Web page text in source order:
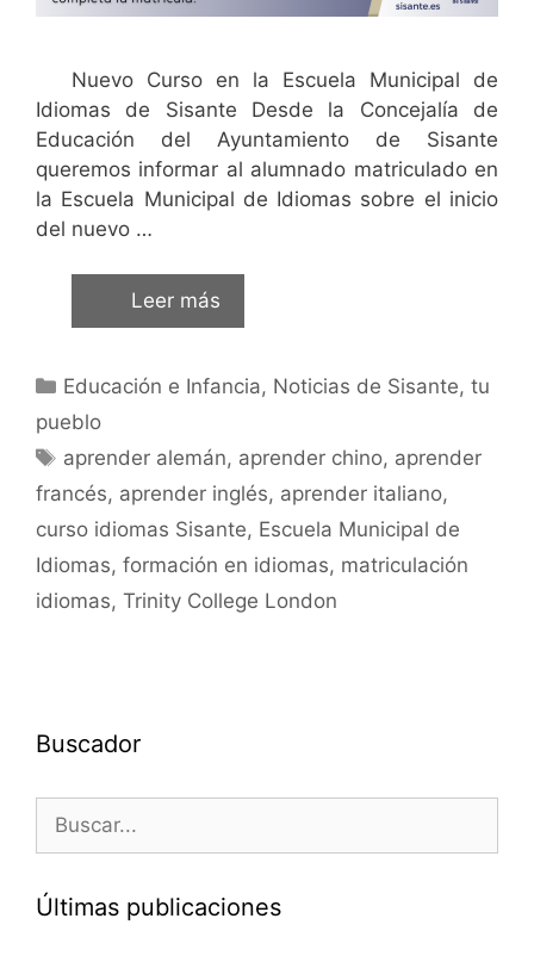
Nuevo Curso en la Escuela Municipal de
Idiomas de Sisante Desde la Concejalía de
Educación del Ayuntamiento de Sisante
queremos informar al alumnado matriculado en
la Escuela Municipal de Idiomas sobre el inicio
del nuevo …
Leer más
Educación e Infancia, Noticias de Sisante, tu
pueblo
aprender alemán, aprender chino, aprender
francés, aprender inglés, aprender italiano,
curso idiomas Sisante, Escuela Municipal de
Idiomas, formación en idiomas, matriculación
idiomas, Trinity College London
Buscador
Últimas publicaciones